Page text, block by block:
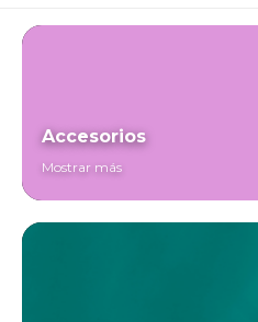
Accesorios
Mostrar más